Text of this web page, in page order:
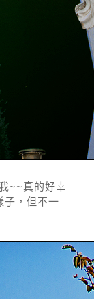
~~真的好幸
，但不一